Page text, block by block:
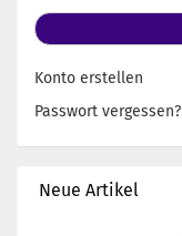
Konto erstellen
Passwort vergessen?
Neue Artikel